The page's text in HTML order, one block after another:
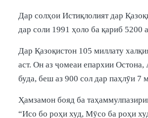
Дар солҳои Истиқлолият дар
дар соли 1991 ҳоло ба қариб 5200
Дар Қазоқистон 105 миллату
аст. Он аз ҷомеаи епархии
буда, беш аз 900 сол дар паҳлӯи 7
Ҳамзамон бояд ба
“Исо бо роҳи худ, Мӯсо ба роҳи